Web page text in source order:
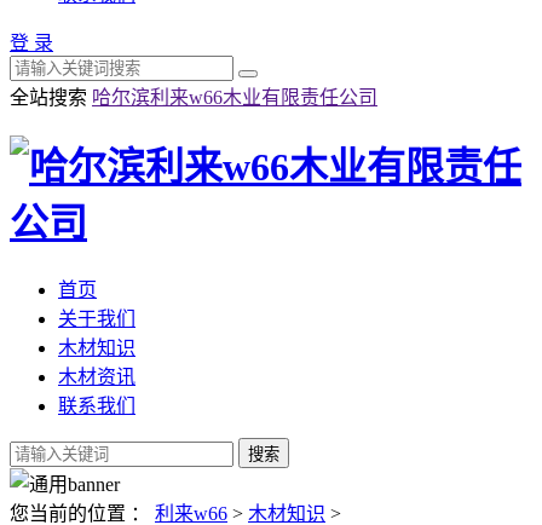
登 录
全站搜索 哈尔滨利来w66木业有限责任公司
首页
关于我们
木材知识
木材资讯
联系我们
您当前的位置 ： 利来w66 > 木材知识 >